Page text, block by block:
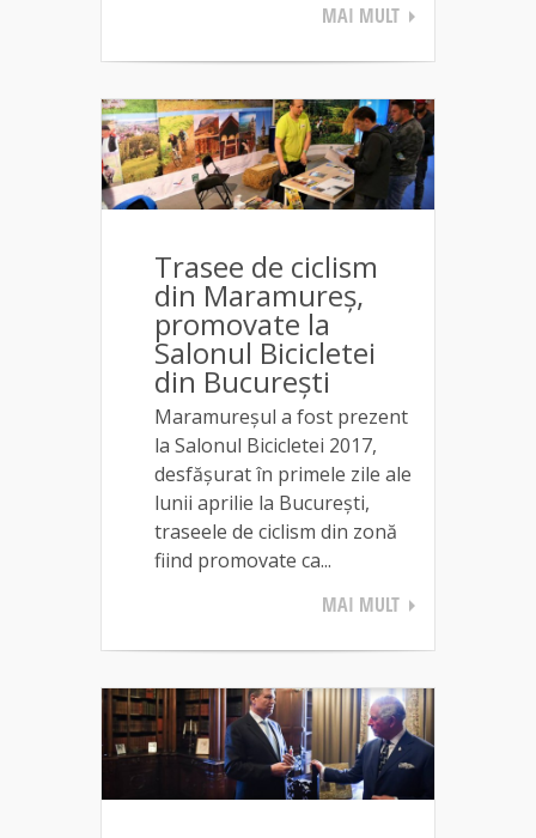
MAI MULT
Trasee de ciclism
din Maramureș,
promovate la
Salonul Bicicletei
din București
Maramureșul a fost prezent
la Salonul Bicicletei 2017,
desfășurat în primele zile ale
lunii aprilie la București,
traseele de ciclism din zonă
fiind promovate ca...
MAI MULT